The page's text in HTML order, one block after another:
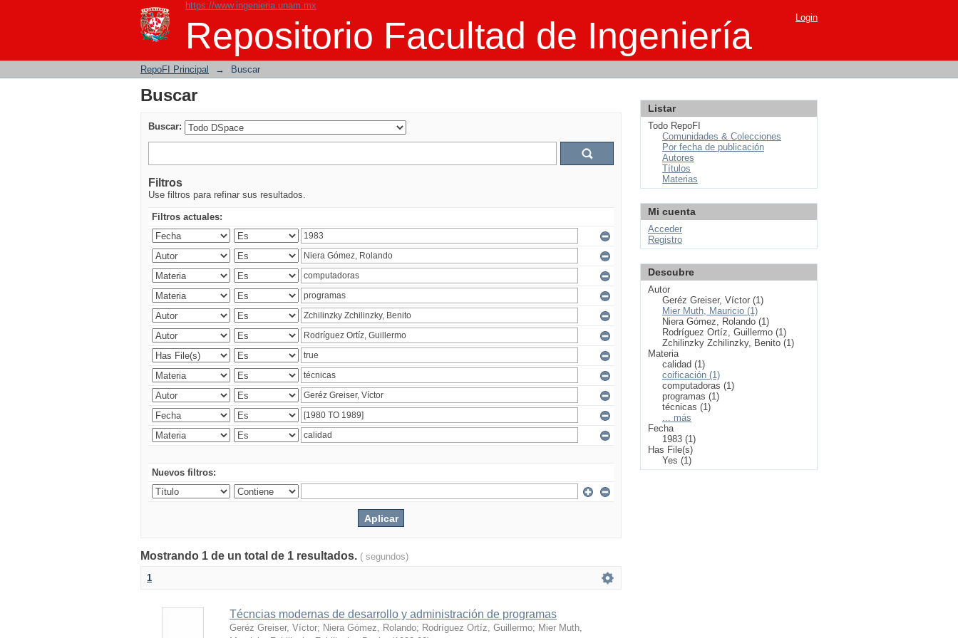
https://www.ingenieria.unam.mx
Repositorio Facultad de Ingeniería
Buscar Login
RepoFI Principal → Buscar
Buscar
Buscar:
Filtros
Use filtros para refinar sus resultados.
Filtros actuales:
Nuevos filtros:
Mostrando 1 de un total de 1 resultados. ( segundos)
1
Técncias modernas de desarrollo y administración de programas
Geréz Greiser, Víctor; Niera Gómez, Rolando; Rodríguez Ortíz, Guillermo; Mier Muth,
Listar
Todo RepoFI
Comunidades & Colecciones
Por fecha de publicación
Autores
Títulos
Materias
Mi cuenta
Acceder
Registro
Descubre
Autor
Geréz Greiser, Víctor (1)
Mier Muth, Mauricio (1)
Niera Gómez, Rolando (1)
Rodríguez Ortíz, Guillermo (1)
Zchilinzky Zchilinzky, Benito (1)
Materia
calidad (1)
coificación (1)
computadoras (1)
programas (1)
técnicas (1)
... más
Fecha
1983 (1)
Has File(s)
Yes (1)